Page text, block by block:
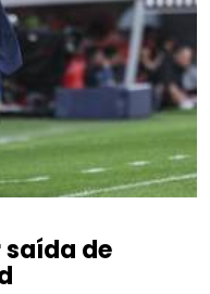
saída de